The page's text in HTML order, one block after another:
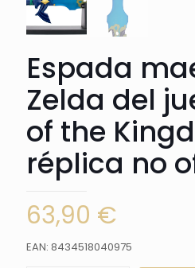
Espada
Zelda del
of the
réplica no
63,90 €
EAN: 8434518040975